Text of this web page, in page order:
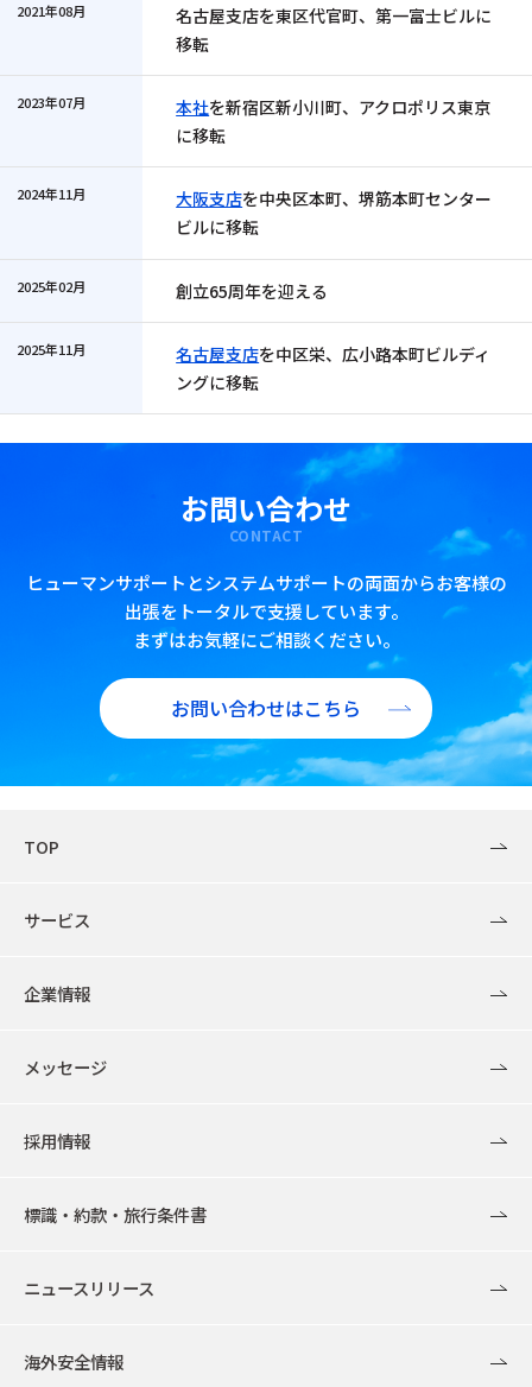
2021年08月
名古屋支店を東区代官町、第一富士ビルに
移転
2023年07月 本社を新宿区新小川町、アクロポリス東京
に移転
2024年11月 大阪支店を中央区本町、堺筋本町センター
ビルに移転
2025年02月 創立65周年を迎える
2025年11月 名古屋支店を中区栄、広小路本町ビルディ
ングに移転
お問い合わせ
CONTACT
ヒューマンサポートとシステムサポートの両面からお客様の
出張をトータルで支援しています。
まずはお気軽にご相談ください。
お問い合わせはこちら
TOP
サービス
企業情報
メッセージ
採用情報
標識・約款・旅行条件書
ニュースリリース
海外安全情報